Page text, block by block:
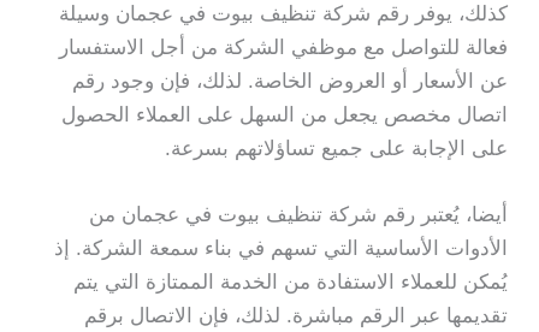
كذلك، يوفر رقم شركة تنظيف بيوت في عجمان وسيلة
فعالة للتواصل مع موظفي الشركة من أجل الاستفسار
عن الأسعار أو العروض الخاصة. لذلك، فإن وجود رقم
اتصال مخصص يجعل من السهل على العملاء الحصول
على الإجابة على جميع تساؤلاتهم بسرعة.
أيضا، يُعتبر رقم شركة تنظيف بيوت في عجمان من
الأدوات الأساسية التي تسهم في بناء سمعة الشركة. إذ
يُمكن للعملاء الاستفادة من الخدمة الممتازة التي يتم
تقديمها عبر الرقم مباشرة. لذلك، فإن الاتصال برقم